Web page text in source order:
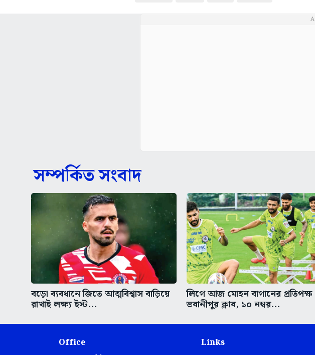
সম্পর্কিত সংবাদ
বড়ো ব্যবধানে জিতে আত্মবিশ্বাস বাড়িয়ে
রাখাই লক্ষ্য ইস্ট...
লিগে আজ মোহন বাগানের প্রতিপক্ষ
ভবানীপুর ক্লাব, ১০ নম্বর...
Office Links